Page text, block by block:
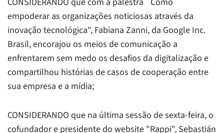
empoderar as organizações noticiosas através da
inovação tecnológica", Fabiana Zanni, da Google Inc.
Brasil, encorajou os meios de comunicação a
enfrentarem sem medo os desafios da digitalização e
compartilhou histórias de casos de cooperação entre
sua empresa e a mídia;
CONSIDERANDO que na última sessão de sexta-feira, o
cofundador e presidente do website "Rappi", Sebastián